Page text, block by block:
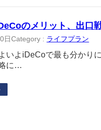
のメリット、出口
日Category : ライフプラン
いよiDeCoで最も分かり
に…